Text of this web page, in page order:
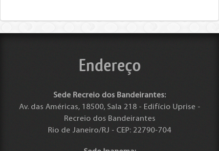
Endereço
Sede Recreio dos Bandeirantes:
Av. das Américas, 18500, Sala 218 - Edifício Uprise -
Recreio dos Bandeirantes
Rio de Janeiro/RJ - CEP: 22790-704